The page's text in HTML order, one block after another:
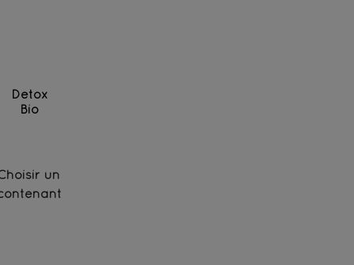
Detox
Bio
un